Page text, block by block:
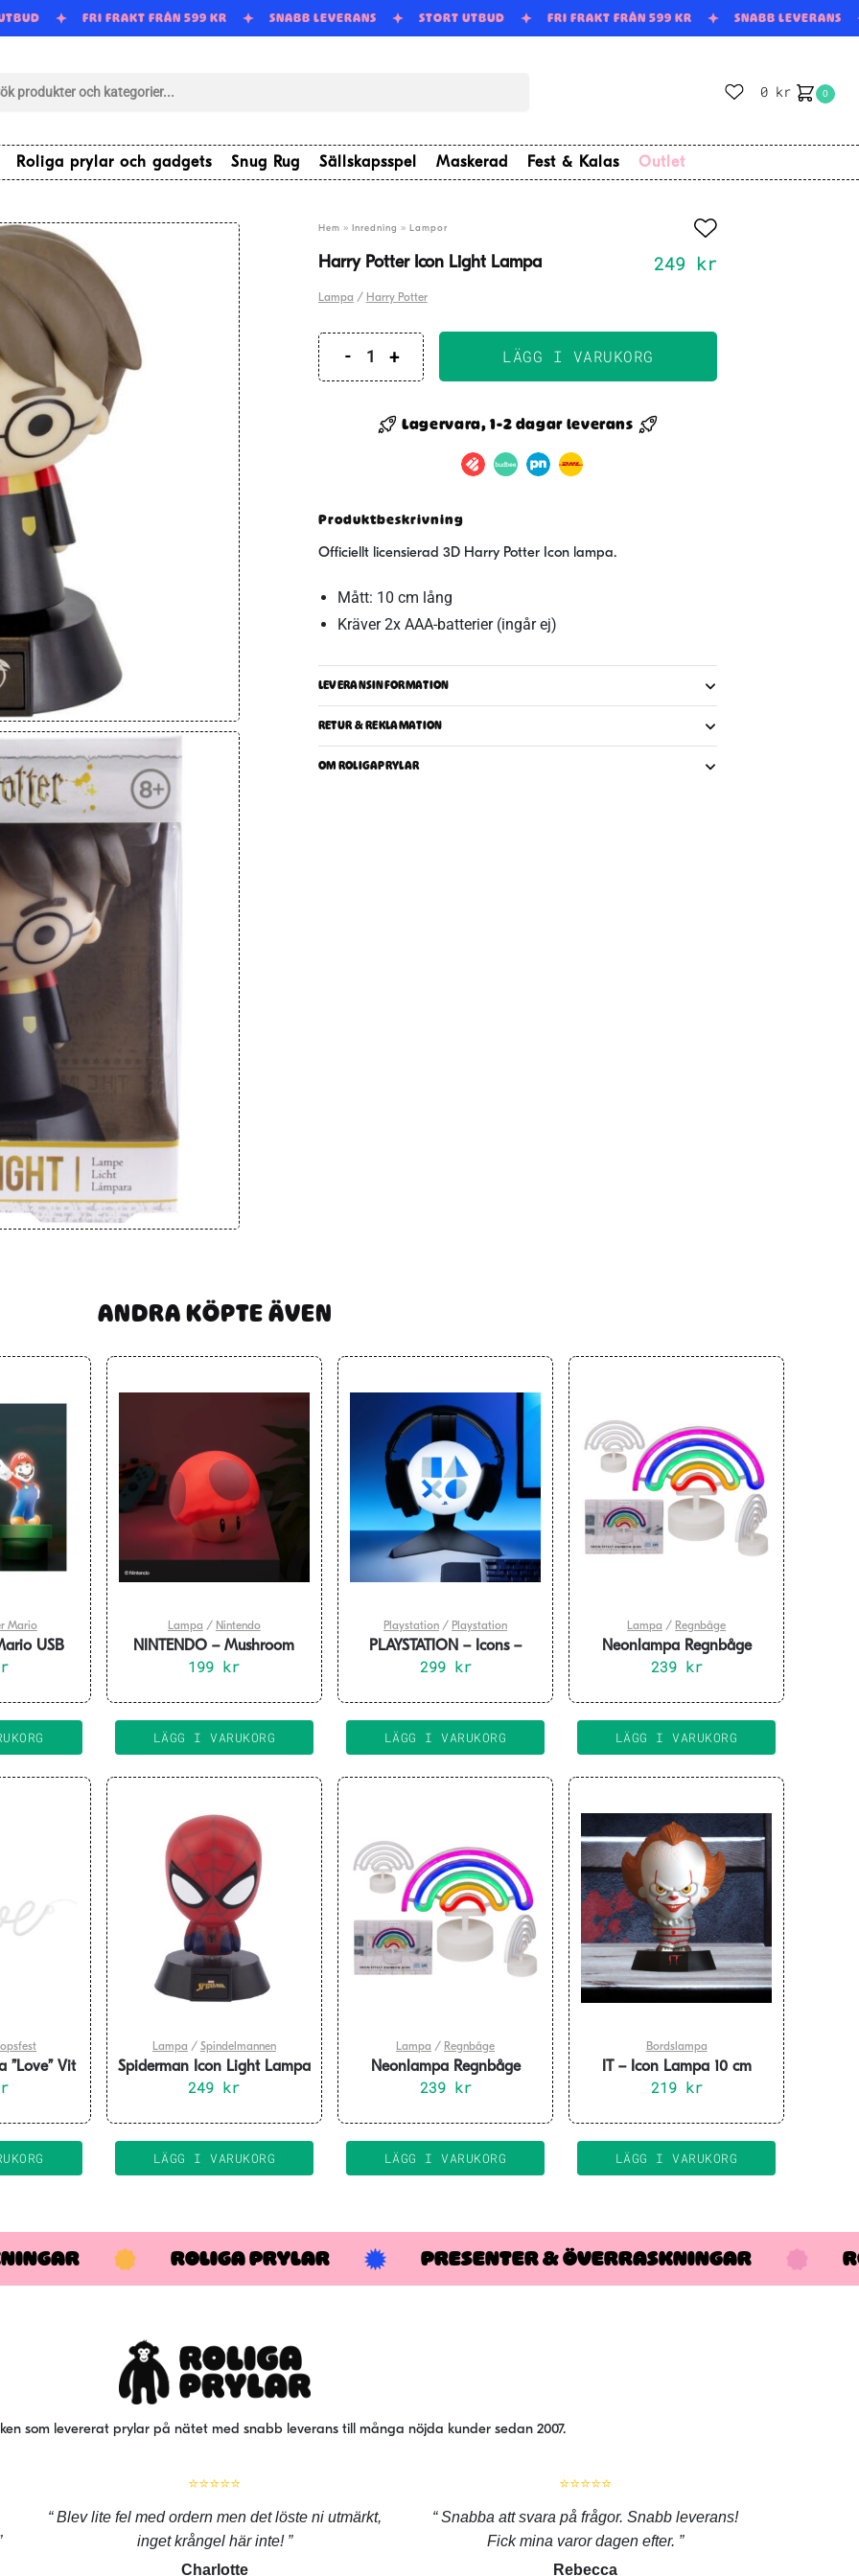
FRI FRAKT FRÅN 599 KR SNABB LEVERANS STORT UTBUD FRI FRAKT FRÅN 599 KR SNABB LEVERANS
0 kr 0
Roliga prylar och gadgets Snug Rug Sällskapsspel Maskerad Fest & Kalas Outlet
Hem » Inredning » Lampor
Harry Potter Icon Light Lampa 249 kr
Lampa / Harry Potter
Harry
Icon
Light
LÄGG I VARUKORG
Lagervara, 1-2 dagar leverans
Produktbeskrivning
Officiellt licensierad 3D Harry Potter Icon lampa.
Mått: 10 cm lång
Kräver 2x AAA-batterier (ingår ej)
LEVERANSINFORMATION
RETUR & REKLAMATION
OM ROLIGAPRYLAR
ANDRA KÖPTE ÄVEN
Mario
USB
Lampa / Nintendo
NINTENDO – Mushroom
Minilampa med ljud
199 kr
LÄGG I VARUKORG
Playstation / Playstation
PLAYSTATION – Icons –
Headphone Stand with Light
299 kr
LÄGG I VARUKORG
Lampa / Regnbåge
Neonlampa Regnbåge
25x10x17,5cm
239 kr
LÄGG I VARUKORG
”Love” Vit
Lampa / Spindelmannen
Spiderman Icon Light Lampa
249 kr
LÄGG I VARUKORG
Lampa / Regnbåge
Neonlampa Regnbåge
25x10x17,5cm
239 kr
LÄGG I VARUKORG
Bordslampa
IT – Icon Lampa 10 cm
219 kr
LÄGG I VARUKORG
ROLIGA PRYLAR PRESENTER & ÖVERRASKNINGAR
som levererat prylar på nätet med snabb leverans till många nöjda kunder sedan 2007.
⭐⭐⭐⭐⭐
Blev lite fel med ordern men det löste ni utmärkt,
inget krångel här inte!
Charlotte
⭐⭐⭐⭐⭐
Snabba att svara på frågor. Snabb leverans!
Fick mina varor dagen efter.
Rebecca